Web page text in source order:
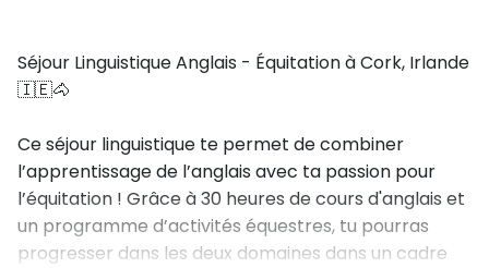
Séjour Linguistique Anglais - Équitation à Cork, Irlande
🇮🇪🐴
Ce séjour linguistique te permet de combiner
l’apprentissage de l’anglais avec ta passion pour
l’équitation ! Grâce à 30 heures de cours d'anglais et
un programme d’activités équestres, tu pourras
progresser dans les deux domaines dans un cadre